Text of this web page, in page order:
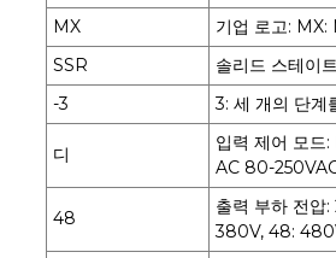
MX
기업 로고:
SSR
솔리드 스테이
-3
3: 세 개의 단계
디
입력 제어 모드
AC 80-
48
출력 부하 전압
380V, 48: